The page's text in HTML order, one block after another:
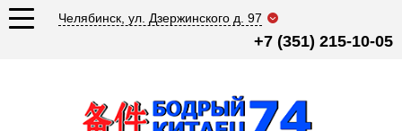
Челябинск, ул. Дзержинского д. 97
+7 (351) 215-10-05